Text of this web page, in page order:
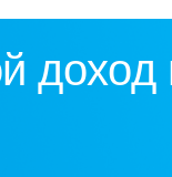
доход